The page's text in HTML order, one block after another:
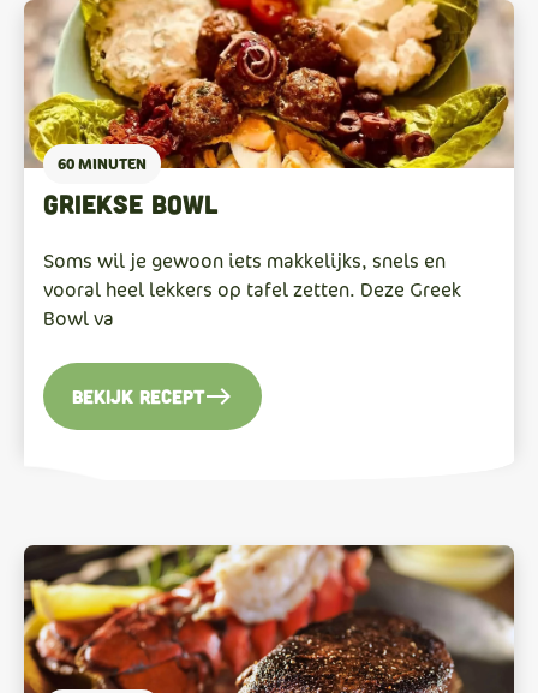
60 MINUTEN
griekse bowl
Soms wil je gewoon iets makkelijks, snels en
vooral heel lekkers op tafel zetten. Deze Greek
Bowl va
Bekijk recepteast